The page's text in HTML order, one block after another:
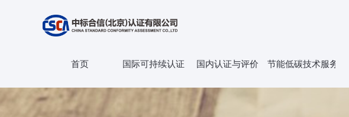
首页 国际可持续认证 国内认证与评价 节能低碳技术服务